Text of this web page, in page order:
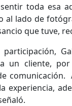
toda esa
al lado de
que tuve,
participación,
un cliente,
experiencia,